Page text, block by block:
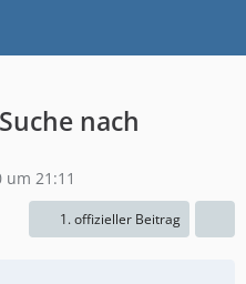
nach
um 21:11
1. offizieller Beitrag